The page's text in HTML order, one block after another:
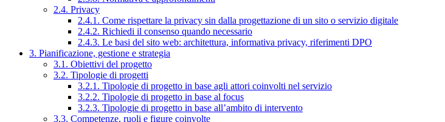
2.4. Privacy
2.4.1. Come rispettare la privacy sin dalla progettazione di un sito o servizio digitale
2.4.2. Richiedi il consenso quando necessario
2.4.3. Le basi del sito web: architettura, informativa privacy, riferimenti DPO
3. Pianificazione, gestione e strategia
3.1. Obiettivi del progetto
3.2. Tipologie di progetti
3.2.1. Tipologie di progetto in base agli attori coinvolti nel servizio
3.2.2. Tipologie di progetto in base al focus
3.2.3. Tipologie di progetto in base all’ambito di intervento
3.3. Competenze, ruoli e figure coinvolte